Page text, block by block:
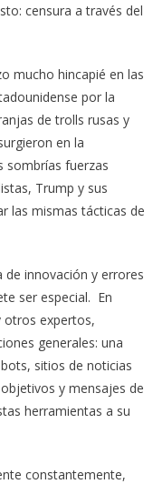
censura a través del
mucho hincapié en las
por la
de trolls rusas y
en la
sombrías fuerzas
Trump y sus
las mismas tácticas de
de innovación y errores
ser especial. En
otros expertos,
generales: una
sitios de noticias
y mensajes de
herramientas a su
constantemente,